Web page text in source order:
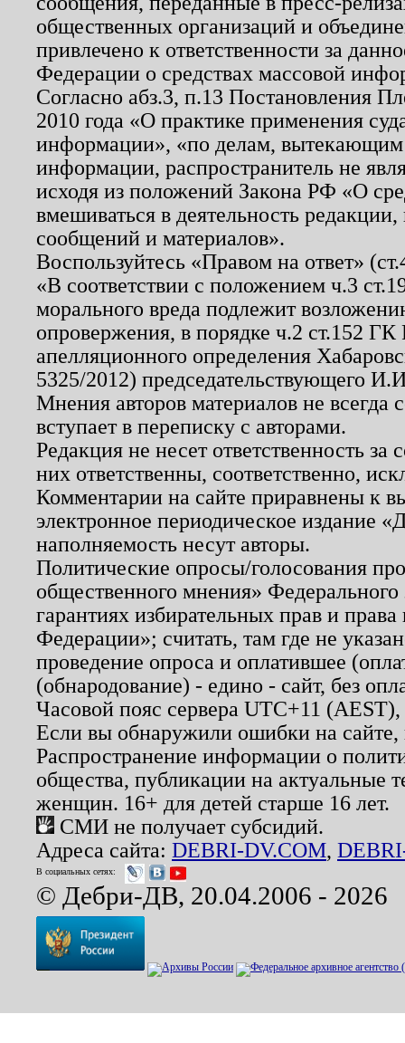
общественных организаций и
привлечено к ответственности за
Федерации о средствах массовой
Согласно абз.3, п.13 Постановления
2010 года «О практике применения
информации», «по делам, вытекающим
информации, распространитель не
исходя из положений Закона РФ «О
вмешиваться в деятельность
сообщений и материалов».
Воспользуйтесь «Правом на ответ»
«В соответствии с положением ч.3
морального вреда подлежит
опровержения, в порядке ч.2 ст.152
апелляционного определения
5325/2012) председательствующего
Мнения авторов материалов не
вступает в переписку с авторами.
Редакция не несет ответственность
них ответственны, соответственно,
Комментарии на сайте приравнены к
электронное периодическое издание
наполняемость несут авторы.
Политические опросы/голосования
общественного мнения»
гарантиях избирательных прав и
Федерации»; считать, там где не
проведение опроса и оплатившее
(обнародование) - едино - сайт, без
Часовой пояс сервера UTC+11
Если вы обнаружили ошибки на
Распространение информации о
общества, публикации на актуальные
женщин. 16+ для детей старше 16 лет.
СМИ не получает субсидий.
Адреса сайта: DEBRI-DV.COM,
В социальных сетях:
© Дебри-ДВ, 20.04.2006 - 2026